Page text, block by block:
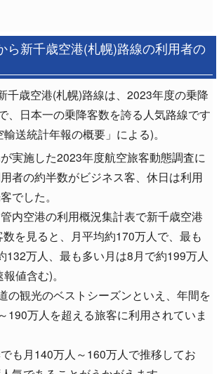
ら新千歳空港(札幌)路線の利用者の
歳空港(札幌)路線は、2023年度の乗降
、日本一の乗降客数を誇る人気路線です
送統計年報の概要」による)。
実施した2023年度航空旅客動態調査に
者の約半数がビジネス客、休日は利用
でした。
内空港の利用概況集計表で新千歳空港
を見ると、月平均約170万人で、最も
132万人、最も多い月は8月で約199万人
値含む)。
の観光のベストシーズンといえ、年間を
190万人を超える旅客に利用されていま
も月140万人～160万人で推移してお